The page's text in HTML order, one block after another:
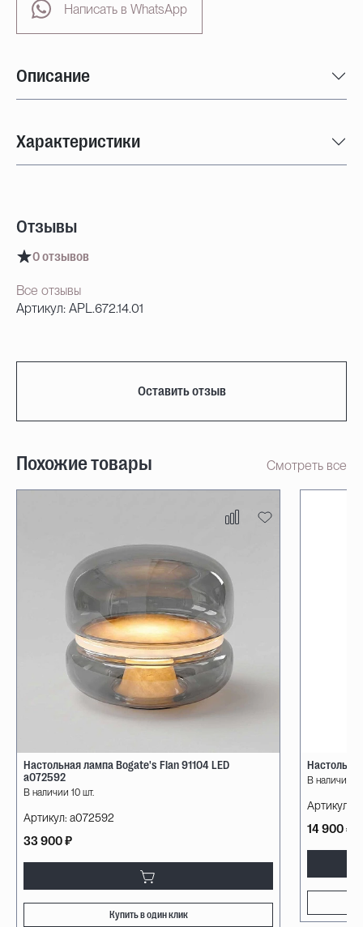
Написать в WhatsApp
Описание
Характеристики
Отзывы
0 отзывов
Все отзывы
Артикул: APL.672.14.01
Оставить отзыв
Похожие товары Смотреть все
Настольная лампа Bogate's Flan 91104 LED
a072592
В наличии 10 шт.
Артикул: a072592
33 900 ₽
Купить в один клик
В наличии
Артикул:
14 900 ₽